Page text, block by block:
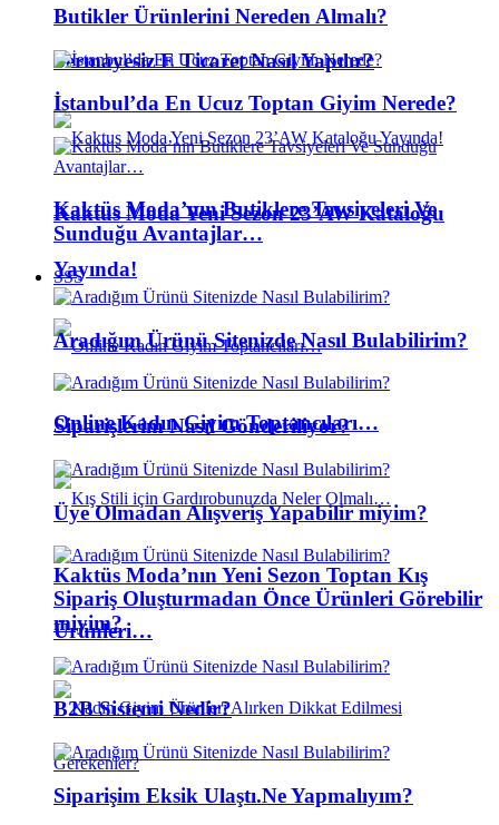
Sermayesiz E Ticaret Nasıl Yapılır?
Kaktus Moda Yeni Sezon 23’AW Kataloğu
Yayında!
Online Kadın Giyim Toptancıları…
Kaktüs Moda’nın Yeni Sezon Toptan Kış
Ürünleri…
Butikler Ürünlerini Nereden Almalı?
İstanbul’da En Ucuz Toptan Giyim Nerede?
Kaktüs Moda’nın Butiklere Tavsiyeleri Ve
Sunduğu Avantajlar…
SSS
Aradığım Ürünü Sitenizde Nasıl Bulabilirim?
Siparişlerim Nasıl Gönderiliyor?
Üye Olmadan Alışveriş Yapabilir miyim?
Sipariş Oluşturmadan Önce Ürünleri Görebilir
miyim?
B2B Sistemi Nedir?
Siparişim Eksik Ulaştı.Ne Yapmalıyım?